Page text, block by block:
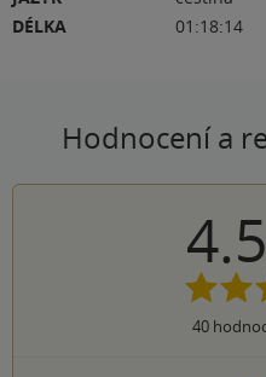
DÉLKA
01:18:14
Hodnocení a
4.5
40